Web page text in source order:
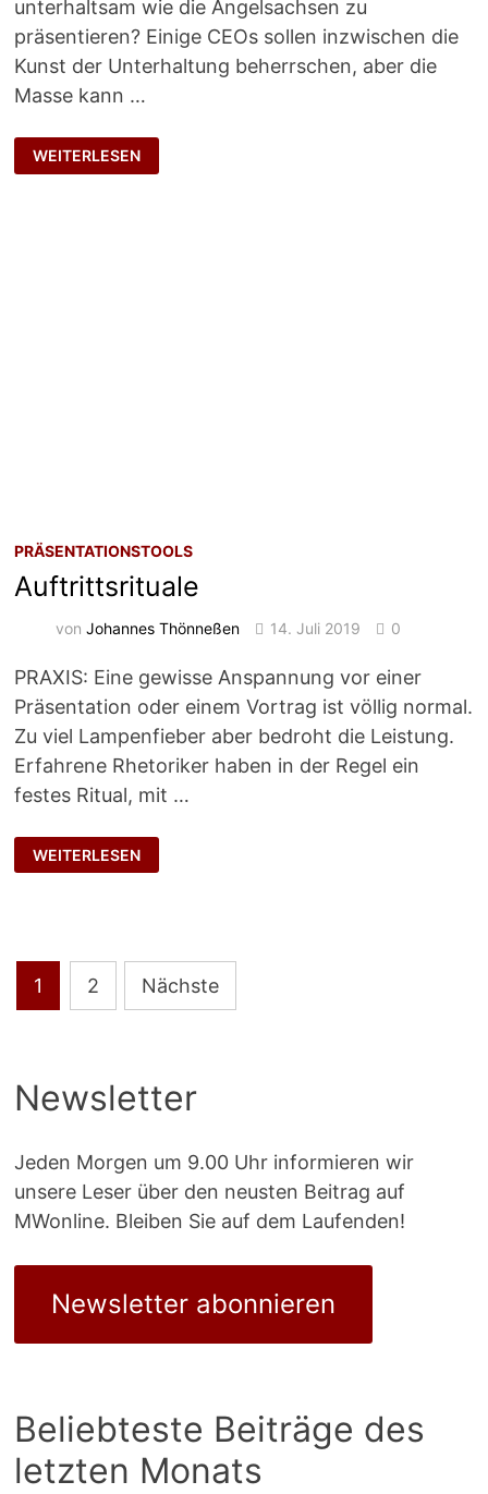
unterhaltsam wie die Angelsachsen zu
präsentieren? Einige CEOs sollen inzwischen die
Kunst der Unterhaltung beherrschen, aber die
Masse kann …
VOM
ERKLÄREN
ZUM
WEITERLESEN
PRÄSENTATIONSTOOLS
Auftrittsrituale
vonJohannes Thönneßen 14. Juli 2019 0
PRAXIS: Eine gewisse Anspannung vor einer
Präsentation oder einem Vortrag ist völlig normal.
Zu viel Lampenfieber aber bedroht die Leistung.
Erfahrene Rhetoriker haben in der Regel ein
festes Ritual, mit …
AUFTRITTSRITUALE
WEITERLESEN
Seitennummerierung
der
1 2 Nächste
Newsletter
Jeden Morgen um 9.00 Uhr informieren wir
unsere Leser über den neusten Beitrag auf
MWonline. Bleiben Sie auf dem Laufenden!
Newsletter abonnieren
Beliebteste Beiträge des
letzten Monats